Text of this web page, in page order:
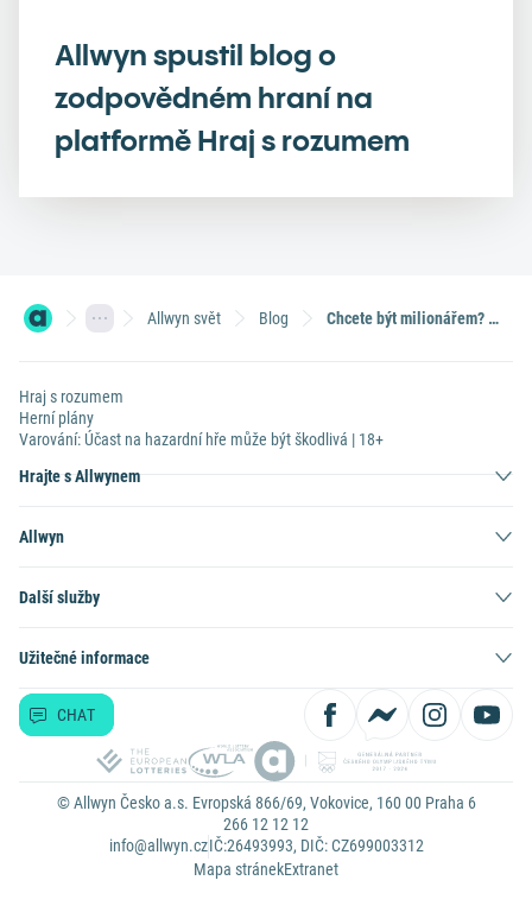
Allwyn spustil blog o
zodpovědném hraní na
platformě Hraj s rozumem
Allwyn svět Blog Chcete být milionářem? Hledejte chyby v PlayStationu
Hraj s rozumem
Herní plány
Varování: Účast na hazardní hře může být škodlivá | 18+
Hrajte s Allwynem
Allwyn
Další služby
Užitečné informace
CHAT
© Allwyn Česko a.s. Evropská 866/69, Vokovice, 160 00 Praha 6
266 12 12 12
info@allwyn.czIČ:26493993, DIČ: CZ699003312
Mapa stránekExtranet